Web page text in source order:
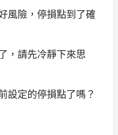
風險，停損點到了確
，請先冷靜下來思
設定的停損點了嗎？